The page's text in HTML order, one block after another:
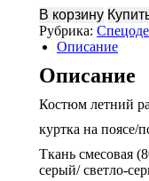
летний
рабочий
«Премиум»
В корзину
Рубрика:
Описание
Описание
Костюм летний
куртка на
Ткань смесовая
серый/ светло-